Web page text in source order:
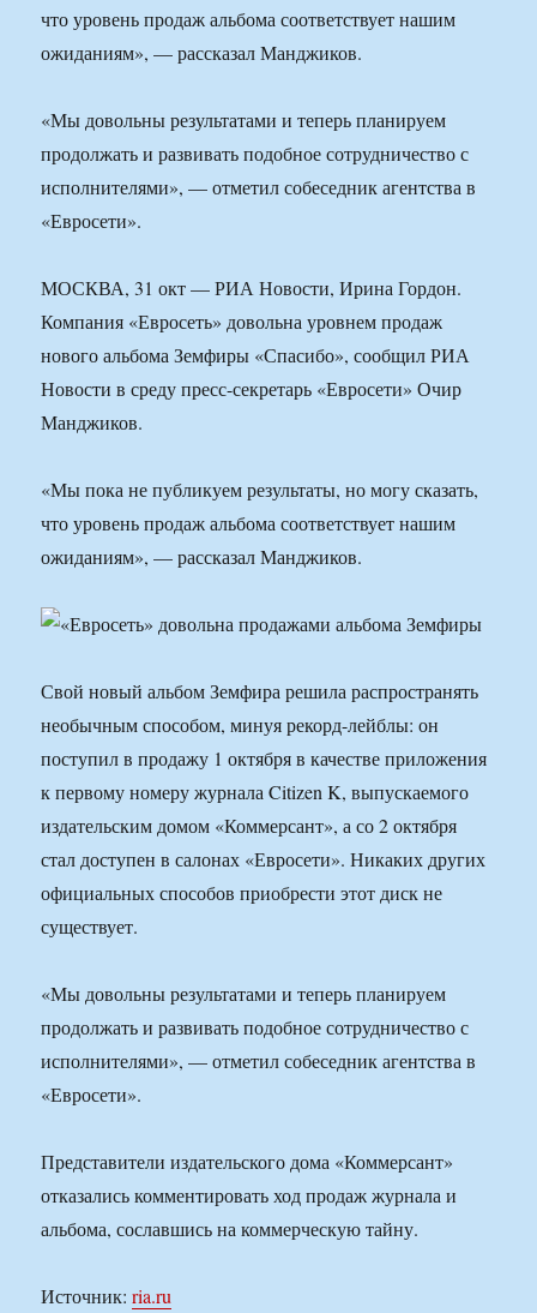
что уровень продаж альбома соответствует нашим
ожиданиям», — рассказал Манджиков.
«Мы довольны результатами и теперь планируем
продолжать и развивать подобное сотрудничество с
исполнителями», — отметил собеседник агентства в
«Евросети».
МОСКВА, 31 окт — РИА Новости, Ирина Гордон.
Компания «Евросеть» довольна уровнем продаж
нового альбома Земфиры «Спасибо», сообщил РИА
Новости в среду пресс-секретарь «Евросети» Очир
Манджиков.
«Мы пока не публикуем результаты, но могу сказать,
что уровень продаж альбома соответствует нашим
ожиданиям», — рассказал Манджиков.
Свой новый альбом Земфира решила распространять
необычным способом, минуя рекорд-лейблы: он
поступил в продажу 1 октября в качестве приложения
к первому номеру журнала Citizen K, выпускаемого
издательским домом «Коммерсант», а со 2 октября
стал доступен в салонах «Евросети». Никаких других
официальных способов приобрести этот диск не
существует.
«Мы довольны результатами и теперь планируем
продолжать и развивать подобное сотрудничество с
исполнителями», — отметил собеседник агентства в
«Евросети».
Представители издательского дома «Коммерсант»
отказались комментировать ход продаж журнала и
альбома, сославшись на коммерческую тайну.
Источник:ria.ru